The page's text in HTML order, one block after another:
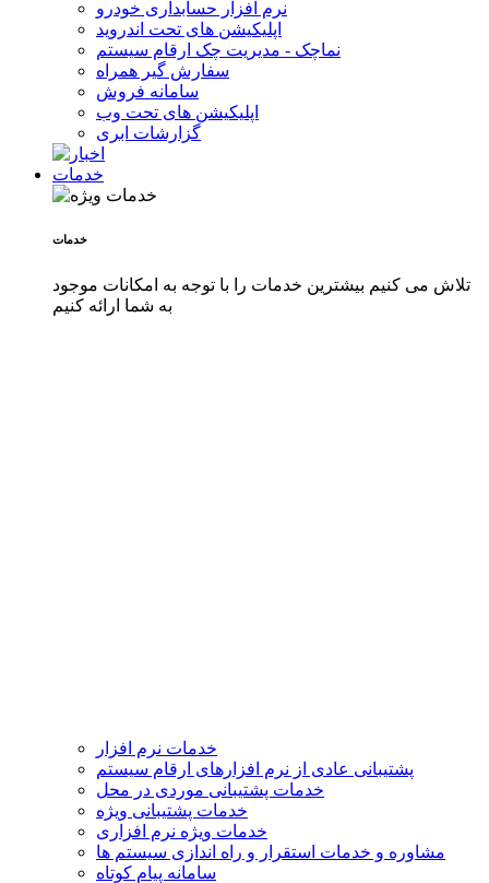
نرم افزار حسابداری خودرو
اپلیکیشن های تحت اندروید
نماچک - مدیریت چک ارقام سیستم
سفارش گیر همراه
سامانه فروش
اپلیکیشن های تحت وب
گزارشات ابری
خدمات
خدمات
تلاش می کنیم بیشترین خدمات را با توجه به امکانات موجود
به شما ارائه کنیم
خدمات نرم افزار
پشتیبانی عادی از نرم افزارهای ارقام سیستم
خدمات پشتیبانی موردی در محل
خدمات پشتیبانی ویژه
خدمات ویژه نرم افزاری
مشاوره و خدمات استقرار و راه اندازی سیستم ها
سامانه پیام کوتاه